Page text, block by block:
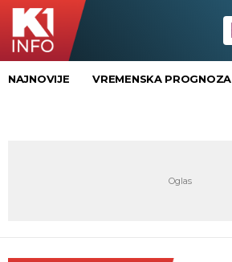
NAJNOVIJE VREMENSKA PROGNOZA